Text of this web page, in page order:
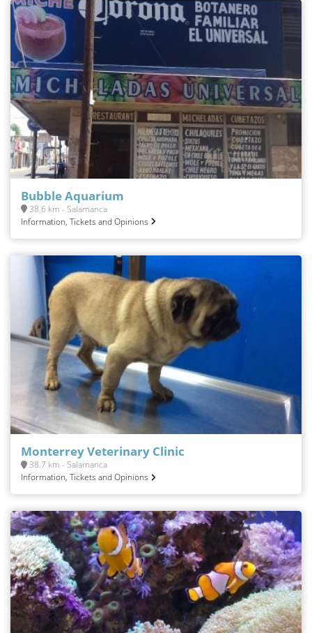
Bubble Aquarium
38.6 km - Salamanca
Information, Tickets and Opinions
Monterrey Veterinary Clinic
38.7 km - Salamanca
Information, Tickets and Opinions